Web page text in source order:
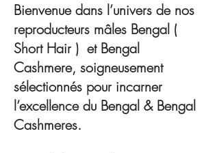
Bienvenue dans l’univers de nos
reproducteurs mâles Bengal (
Short Hair ) et Bengal
Cashmere, soigneusement
sélectionnés pour incarner
l’excellence du Bengal & Bengal
Cashmeres.